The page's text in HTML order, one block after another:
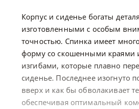
Корпус и сиденье богаты
изготовленными с особым
точностью. Спинка имеет
форму со скошенными краями
изгибами, которые плавно
сиденье. Последнее изогнуто
вверх и как бы обволакивает
обеспечивая оптимальный